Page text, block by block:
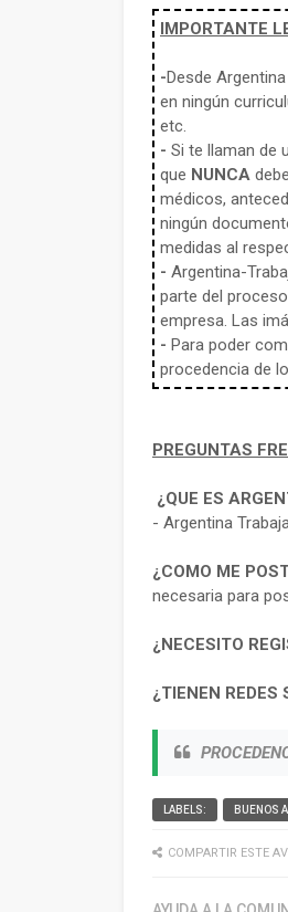
IMPORTANTE
-Desde
en ningún
etc.
- Si te llaman de
que NUNCA
médicos,
ningún
medidas al
- Argentina-
parte del
empresa. Las
- Para poder
procedencia de
PREGUNTAS
¿QUE ES
- Argentina
¿COMO ME
necesaria para
¿NECESITO
¿TIENEN REDES
LABELS: BUENOS
COMPARTIR ESTE